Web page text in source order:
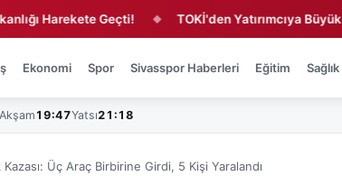
Harekete Geçti! ◆ TOKİ'den Yatırımcıya Büyük Fırsat!
Ekonomi Spor Sivasspor Haberleri Eğitim Sağlık
Akşam 19:47Yatsı21:18
Üç Araç Birbirine Girdi, 5 Kişi Yaralandı